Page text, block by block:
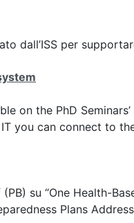
dall’ISS per
on the PhD
you can connect to
su “One Health-
Plans